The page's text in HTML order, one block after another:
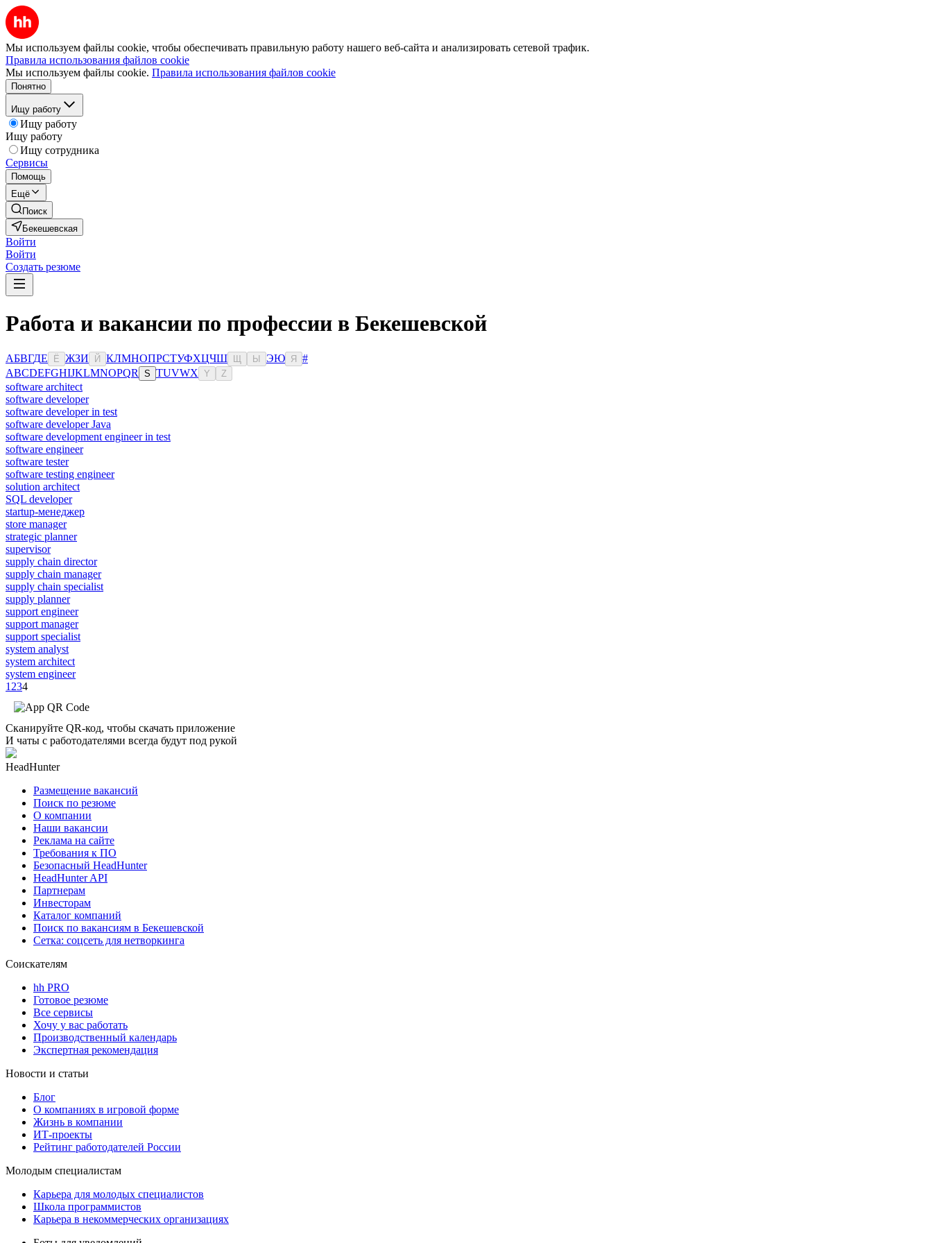
Мы используем файлы cookie, чтобы обеспечивать правильную работу нашего веб-сайта и анализировать сетевой трафик.
Правила использования файлов cookie
Мы используем файлы cookie. Правила использования файлов cookie
Понятно
Ищу работу
Ищу работу
Ищу работу
Ищу сотрудника
Сервисы
Помощь
Ещё
Поиск
Бекешевская
Войти
Войти
Создать резюме
Работа и вакансии по профессии в Бекешевской
АБВГДЕ Ё ЖЗИ Й КЛМНОПРСТУФХЦЧШ Ы ЭЮ Я
#
ABCDEFGHIJKLMNOPQR S TUVWX Y Z
software architect
software developer
software developer in test
software developer Java
software development engineer in test
software engineer
software tester
software testing engineer
solution architect
SQL developer
startup-менеджер
store manager
strategic planner
supervisor
supply chain director
supply chain manager
supply chain specialist
supply planner
support engineer
support manager
support specialist
system analyst
system architect
system engineer
1 234
Сканируйте QR-код, чтобы скачать приложение
И чаты с работодателями всегда будут под рукой
HeadHunter
Размещение вакансий
Поиск по резюме
О компании
Наши вакансии
Реклама на сайте
Требования к ПО
Безопасный HeadHunter
HeadHunter API
Партнерам
Инвесторам
Каталог компаний
Поиск по вакансиям в Бекешевской
Сетка: соцсеть для нетворкинга
Соискателям
hh PRO
Готовое резюме
Все сервисы
Хочу у вас работать
Производственный календарь
Экспертная рекомендация
Новости и статьи
Блог
О компаниях в игровой форме
Жизнь в компании
ИТ-проекты
Рейтинг работодателей России
Молодым специалистам
Карьера для молодых специалистов
Школа программистов
Карьера в некоммерческих организациях